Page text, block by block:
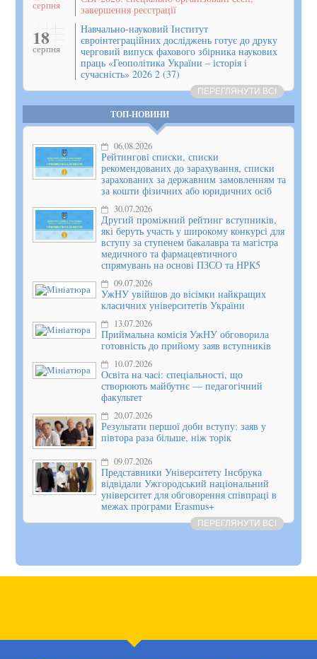
серпня
завершення реєстрації
18
серпня
Навчально-науковий Інститут
євроінтеграційних досліджень готує до друку
черговий випуск фахового збірника наукових
праць «Геополітика України – історія і
сучасність» 2026 2 (37)
ПЕРЕГЛЯНУТИ ВСІ
ТОП-НОВИНИ
06.08.2026
Рейтингові списки, списки
рекомендованих до зарахування, списки
зарахованих за державним замовленням та
за кошти фізичних або юридичних осіб
30.07.2026
Другий проміжний рейтинг вступників,
які беруть участь у широкому конкурсі для
вступу за ступенем бакалавра та магістра
медичного та фармацевтичного
спрямувань на основі ПЗСО та НРК5
09.07.2026
УжНУ увійшов до вісімки найкращих
класичних університетів України
13.07.2026
Приймальна комісія УжНУ обговорила
готовність до прийому заяв вступників
10.07.2026
Освіта на часі: спеціальності, що
створюють майбутнє — педагогічний
факультет
20.07.2026
Результати першої доби вступу: заяв у
півтора раза більше, ніж торік
09.07.2026
Представники Університету Інсбрука
відвідали Ужгородський національний
університет для обговорення співпраці в
межах програми Erasmus+
ПЕРЕГЛЯНУТИ ВСІ